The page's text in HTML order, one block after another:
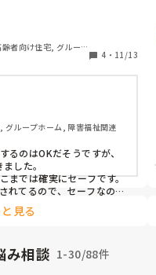
た方にインスリンのや
護職員でもないのになぜ
ってたのですが、8時に
ットし、利用者は、針を
、お腹をヘルパーが何度
ルパーが注射器を利用者
っていました。ここまで
が、ヘルパーがしてもい
めダメだった気がするの
ん。
せてくれと申し送りがあ
がセットされてるとこを
せないといけない薬がな
っていて…薬箱を確認す
者向け住宅, グルー
4 ・ 11/13
グループホーム, 障害福祉関連
るのはOKだそうですが、
した。
までは確実にセーフです。
れてるので、セーフなので
に関してはNGですね。一
見る
み相談 1-30/88件